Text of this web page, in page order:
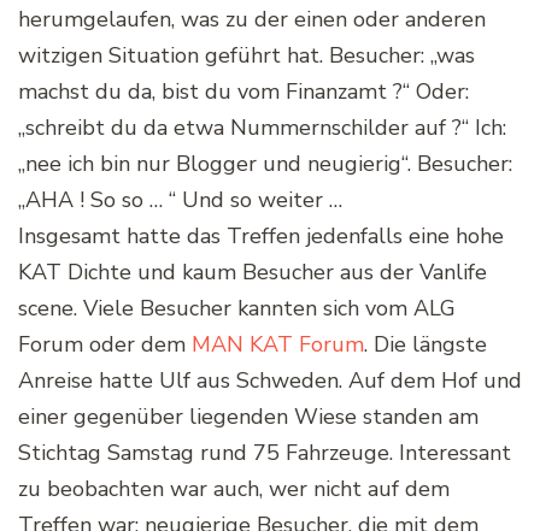
herumgelaufen, was zu der einen oder anderen
witzigen Situation geführt hat. Besucher: „was
machst du da, bist du vom Finanzamt ?“ Oder:
„schreibt du da etwa Nummernschilder auf ?“ Ich:
„nee ich bin nur Blogger und neugierig“. Besucher:
„AHA ! So so … “ Und so weiter …
Insgesamt hatte das Treffen jedenfalls eine hohe
KAT Dichte und kaum Besucher aus der Vanlife
scene. Viele Besucher kannten sich vom ALG
Forum oder dem MAN KAT Forum. Die längste
Anreise hatte Ulf aus Schweden. Auf dem Hof und
einer gegenüber liegenden Wiese standen am
Stichtag Samstag rund 75 Fahrzeuge. Interessant
zu beobachten war auch, wer nicht auf dem